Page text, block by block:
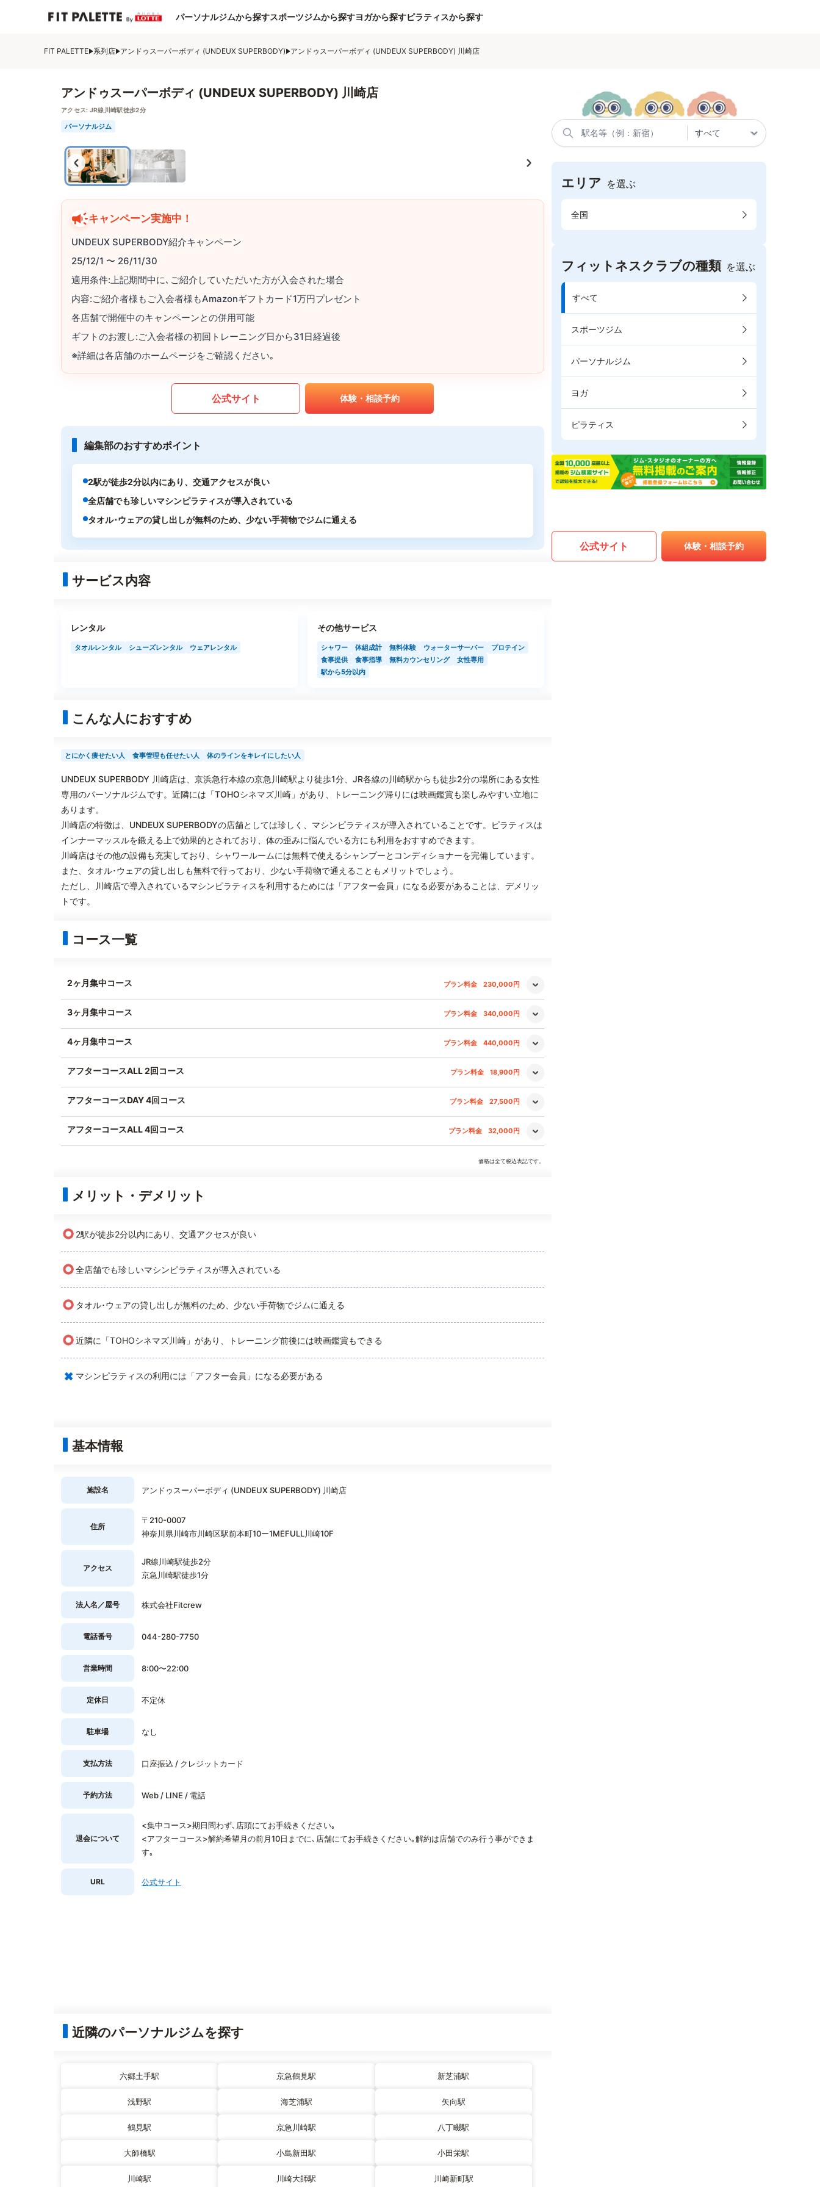
パーソナルジムから探すスポーツジムから探すヨガから探すピラティスから探す
FIT PALETTE 系列店 アンドゥスーパーボディ (UNDEUX SUPERBODY) アンドゥスーパーボディ (UNDEUX SUPERBODY) 川崎店
アンドゥスーパーボディ (UNDEUX SUPERBODY) 川崎店
アクセス: JR線川崎駅徒歩2分
パーソナルジム
キャンペーン実施中！
UNDEUX SUPERBODY紹介キャンペーン
25/12/1 〜 26/11/30
適用条件:上記期間中に､ご紹介していただいた方が入会された場合
内容:ご紹介者様もご入会者様もAmazonギフトカード1万円プレゼント
各店舗で開催中のキャンペーンとの併用可能
ギフトのお渡し:ご入会者様の初回トレーニング日から31日経過後
※詳細は各店舗のホームページをご確認ください｡
公式サイト 体験・相談予約
編集部のおすすめポイント
2駅が徒歩2分以内にあり、交通アクセスが良い
全店舗でも珍しいマシンピラティスが導入されている
タオル･ウェアの貸し出しが無料のため、少ない手荷物でジムに通える
サービス内容
レンタル
タオルレンタル シューズレンタル ウェアレンタル
その他サービス
シャワー 体組成計 無料体験 ウォーターサーバー
プロテイン
食事提供
食事指導 無料カウンセリング
女性専用
駅から5分以内
こんな人におすすめ
とにかく痩せたい人 食事管理も任せたい人 体のラインをキレイにしたい人
UNDEUX SUPERBODY 川崎店は、京浜急行本線の京急川崎駅より徒歩1分、JR各線の川崎駅からも徒歩2分の場所にある女性
専用のパーソナルジムです。近隣には「TOHOシネマズ川崎」があり、トレーニング帰りには映画鑑賞も楽しみやすい立地に
あります。
川崎店の特徴は、UNDEUX SUPERBODYの店舗としては珍しく、マシンピラティスが導入されていることです。ピラティスは
インナーマッスルを鍛える上で効果的とされており、体の歪みに悩んでいる方にも利用をおすすめできます。
川崎店はその他の設備も充実しており、シャワールームには無料で使えるシャンプーとコンディショナーを完備しています。
また、タオル･ウェアの貸し出しも無料で行っており、少ない手荷物で通えることもメリットでしょう。
ただし、川崎店で導入されているマシンピラティスを利用するためには「アフター会員」になる必要があることは、デメリッ
トです。
コース一覧
2ヶ月集中コース プラン料金 230,000円
3ヶ月集中コース プラン料金 340,000円
4ヶ月集中コース プラン料金 440,000円
アフターコースALL 2回コース プラン料金 18,900円
アフターコースDAY 4回コース プラン料金 27,500円
アフターコースALL 4回コース プラン料金 32,000円
価格は全て税込表記です。
メリット・デメリット
○ 2駅が徒歩2分以内にあり、交通アクセスが良い
○全店舗でも珍しいマシンピラティスが導入されている
○ タオル･ウェアの貸し出しが無料のため、少ない手荷物でジムに通える
○近隣に「TOHOシネマズ川崎」があり、トレーニング前後には映画鑑賞もできる
× マシンピラティスの利用には「アフター会員」になる必要がある
基本情報
施設名 アンドゥスーパーボディ (UNDEUX SUPERBODY) 川崎店
住所
〒210-0007
神奈川県川崎市川崎区駅前本町10ー1MEFULL川崎10F
アクセス
JR線川崎駅徒歩2分
京急川崎駅徒歩1分
法人名／屋号 株式会社Fitcrew
電話番号 044-280-7750
営業時間 8:00〜22:00
定休日 不定休
駐車場 なし
支払方法 口座振込 / クレジットカード
予約方法 Web / LINE / 電話
退会について
<集中コース>期日問わず､店頭にてお手続きください｡
<アフターコース>解約希望月の前月10日までに､店舗にてお手続きください｡解約は店舗でのみ行う事ができま
す｡
URL 公式サイト
近隣のパーソナルジムを探す
六郷土手駅 京急鶴見駅 新芝浦駅
浅野駅 海芝浦駅 矢向駅
鶴見駅 京急川崎駅 八丁畷駅
大師橋駅 小島新田駅 小田栄駅
川崎駅 川崎大師駅 川崎新町駅
エリア を選ぶ
全国
フィットネスクラブの種類 を選ぶ
すべて
スポーツジム
パーソナルジム
ヨガ
ピラティス
公式サイト 体験・相談予約